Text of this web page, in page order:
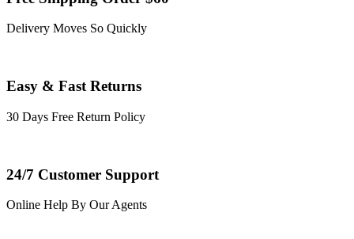
Delivery Moves So Quickly
Easy & Fast Returns
30 Days Free Return Policy
24/7 Customer Support
Online Help By Our Agents